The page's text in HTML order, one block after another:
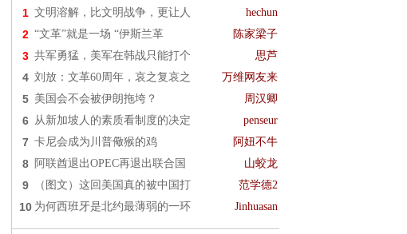
1 文明溶解，比文明战争，更让人 hechun
2 “文革”就是一场 “伊斯兰革 陈家梁子
3 共军勇猛，美军在韩战只能打个 思芦
4 刘放：文革60周年，哀之复哀之 万维网友来
5 美国会不会被伊朗拖垮？ 周汉卿
6 从新加坡人的素质看制度的决定 penseur
7 卡尼会成为川普儆猴的鸡 阿妞不牛
8 阿联酋退出OPEC再退出联合国 山蛟龙
9 （图文）这回美国真的被中国打 范学德2
10 为何西班牙是北约最薄弱的一环 Jinhuasan